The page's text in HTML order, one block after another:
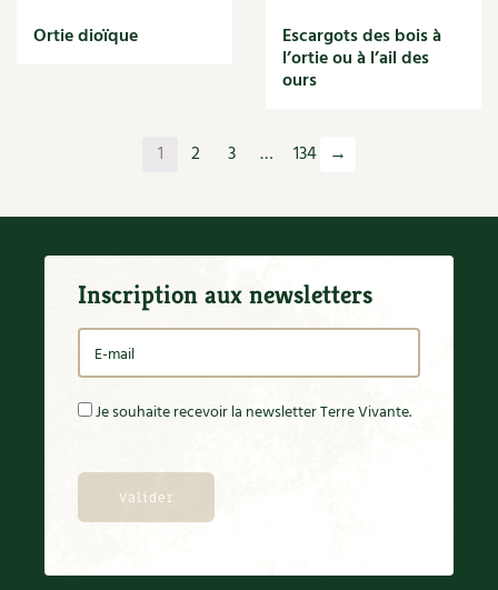
Optimiser l'espace
Paille
Panais
Parasite
Partenariat
Participatif
Patate douce
Pelouse
Permaculture
Ortie dioïque Escargots des bois à
l’ortie ou à l’ail des
ours
1 2 3 … 134 →
Inscription aux newsletters
Je souhaite recevoir la newsletter Terre Vivante.